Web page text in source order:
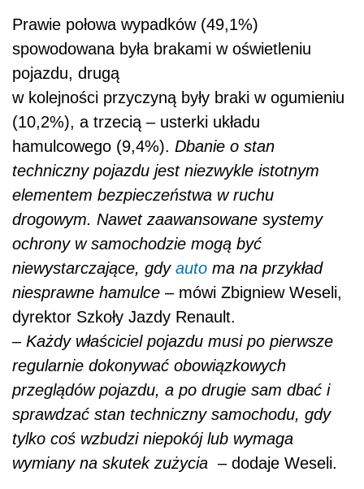
Prawie połowa wypadków (49,1%)
spowodowana była brakami w oświetleniu
pojazdu, drugą
w kolejności przyczyną były braki w ogumieniu
(10,2%), a trzecią – usterki układu
hamulcowego (9,4%). Dbanie o stan
techniczny pojazdu jest niezwykle istotnym
elementem bezpieczeństwa w ruchu
drogowym. Nawet zaawansowane systemy
ochrony w samochodzie mogą być
niewystarczające, gdy auto ma na przykład
niesprawne hamulce – mówi Zbigniew Weseli,
dyrektor Szkoły Jazdy Renault.
– Każdy właściciel pojazdu musi po pierwsze
regularnie dokonywać obowiązkowych
przeglądów pojazdu, a po drugie sam dbać i
sprawdzać stan techniczny samochodu, gdy
tylko coś wzbudzi niepokój lub wymaga
wymiany na skutek zużycia – dodaje Weseli.